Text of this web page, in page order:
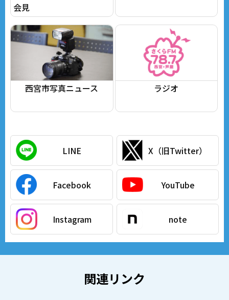
会見
西宮市写真ニュース ラジオ
LINE X（旧Twitter）
Facebook YouTube
Instagram note
関連リンク